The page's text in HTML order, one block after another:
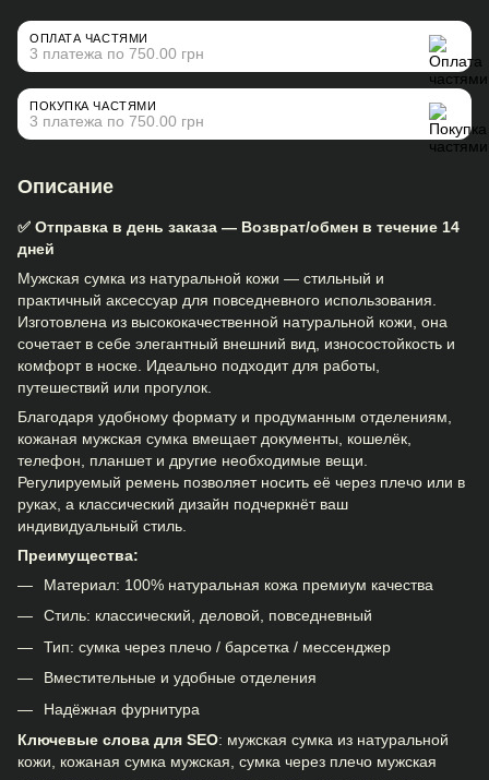
ОПЛАТА ЧАСТЯМИ
3 платежа по 750.00 грн
ПОКУПКА ЧАСТЯМИ
3 платежа по 750.00 грн
Описание
✅ Отправка в день заказа — Возврат/обмен в течение 14
дней
Мужская сумка из натуральной кожи — стильный и
практичный аксессуар для повседневного использования.
Изготовлена из высококачественной натуральной кожи, она
сочетает в себе элегантный внешний вид, износостойкость и
комфорт в носке. Идеально подходит для работы,
путешествий или прогулок.
Благодаря удобному формату и продуманным отделениям,
кожаная мужская сумка вмещает документы, кошелёк,
телефон, планшет и другие необходимые вещи.
Регулируемый ремень позволяет носить её через плечо или в
руках, а классический дизайн подчеркнёт ваш
индивидуальный стиль.
Преимущества:
Материал: 100% натуральная кожа премиум качества
Стиль: классический, деловой, повседневный
Тип: сумка через плечо / барсетка / мессенджер
Вместительные и удобные отделения
Надёжная фурнитура
Ключевые слова для SEO: мужская сумка из натуральной
кожи, кожаная сумка мужская, сумка через плечо мужская